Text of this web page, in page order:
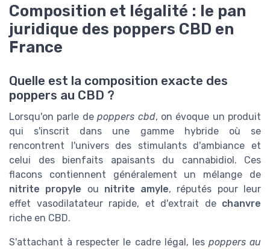
Composition et légalité : le pan
juridique des poppers CBD en
France
Quelle est la composition exacte des
poppers au CBD ?
Lorsqu'on parle depoppers cbd, on évoque un produit
qui s'inscrit dans une gamme hybride où se
rencontrent l'univers des stimulants d'ambiance et
celui des bienfaits apaisants du cannabidiol. Ces
flacons contiennent généralement un mélange de
nitrite propyle ou nitrite amyle, réputés pour leur
effet vasodilatateur rapide, et d'extrait de chanvre
riche en CBD.
S'attachant à respecter le cadre légal, les poppers au